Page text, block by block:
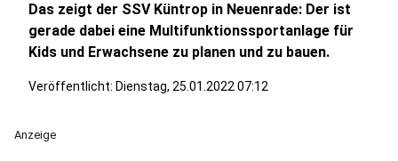
Das zeigt der SSV Küntrop in Neuenrade: Der ist
gerade dabei eine Multifunktionssportanlage für
Kids und Erwachsene zu planen und zu bauen.
Veröffentlicht: Dienstag, 25.01.2022 07:12
Anzeige